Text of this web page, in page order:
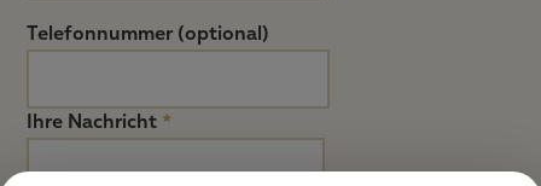
Telefonnummer (optional)
Ihre Nachricht *